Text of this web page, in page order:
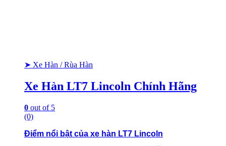
➤ Xe Hàn / Rùa Hàn
Xe Hàn LT7 Lincoln Chính Hãng
0 out of 5
(0)
Điểm nổi bật của xe hàn LT7 Lincoln